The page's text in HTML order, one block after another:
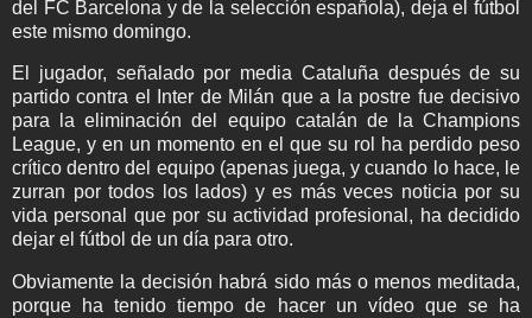
del FC Barcelona y de la selección española), deja el fútbol
este mismo domingo.
El jugador, señalado por media Cataluña después de su
partido contra el Inter de Milán que a la postre fue decisivo
para la eliminación del equipo catalán de la Champions
League, y en un momento en el que su rol ha perdido peso
crítico dentro del equipo (apenas juega, y cuando lo hace, le
zurran por todos los lados) y es más veces noticia por su
vida personal que por su actividad profesional, ha decidido
dejar el fútbol de un día para otro.
Obviamente la decisión habrá sido más o menos meditada,
porque ha tenido tiempo de hacer un vídeo que se ha